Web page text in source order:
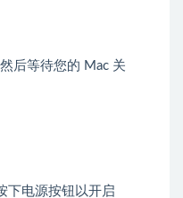
后等待您的 Mac 关
下电源按钮以开启